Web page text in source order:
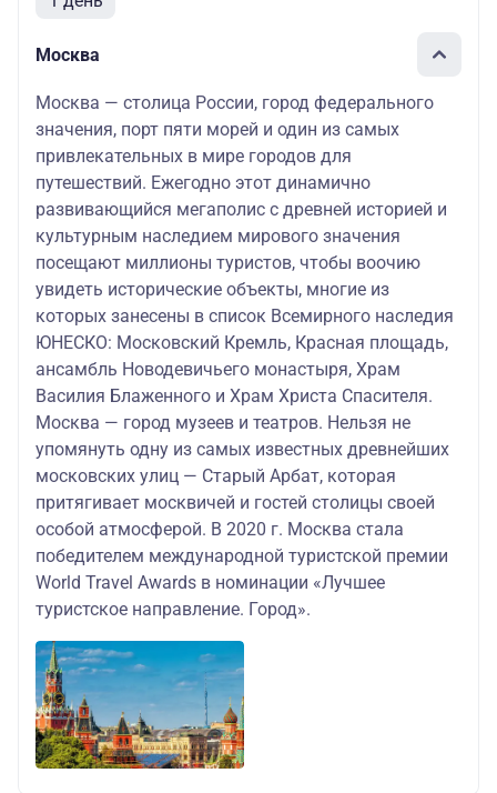
Москва
Москва — столица России, город федерального
значения, порт пяти морей и один из самых
привлекательных в мире городов для
путешествий. Ежегодно этот динамично
развивающийся мегаполис с древней историей и
культурным наследием мирового значения
посещают миллионы туристов, чтобы воочию
увидеть исторические объекты, многие из
которых занесены в список Всемирного наследия
ЮНЕСКО: Московский Кремль, Красная площадь,
ансамбль Новодевичьего монастыря, Храм
Василия Блаженного и Храм Христа Спасителя.
Москва — город музеев и театров. Нельзя не
упомянуть одну из самых известных древнейших
московских улиц — Старый Арбат, которая
притягивает москвичей и гостей столицы своей
особой атмосферой. В 2020 г. Москва стала
победителем международной туристской премии
World Travel Awards в номинации «Лучшее
туристское направление. Город».